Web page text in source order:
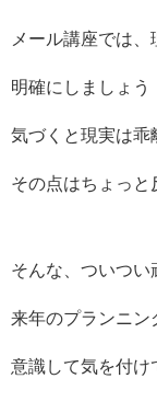
メール講座では
明確にしましょう
気づくと現実は乖
その点はちょっと
そんな、ついつ
来年のプランニン
意識して気を付け